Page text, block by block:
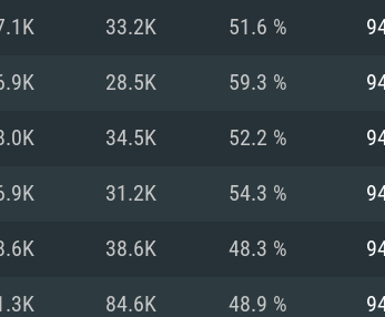
하는 AMD
언트)
메모리: 16
그래픽 카
는 Mac 버전
언트)
상
네트워크:
여유 저장
그래픽 드라
드라이버를
지원 해상도
메모리: 16
그래픽 카
와 동급의
지원하는
33.2K 51.6 %
28.5K 59.3 %
34.5K 52.2 %
31.2K 54.3 %
38.6K 48.3 %
84.6K 48.9 %